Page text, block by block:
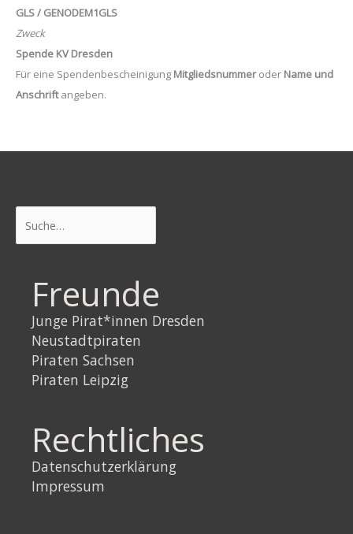
GLS / GENODEM1GLS
Zweck
Spende KV Dresden
Für eine Spendenbescheinigung Mitgliedsnummeroder Name und
Anschriftangeben.
Freunde
Junge Pirat*innen Dresden
Neustadtpiraten
Piraten Sachsen
Piraten Leipzig
Rechtliches
Datenschutzerklärung
Impressum